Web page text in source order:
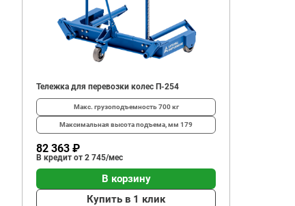
В корзину
Тележка для перевозки колес П-254
Макс. грузоподъемность700 кг
Максимальная высота подъема, мм 179
82 363 ₽
В кредит от 2 745/мес
В корзину
Купить в 1 клик